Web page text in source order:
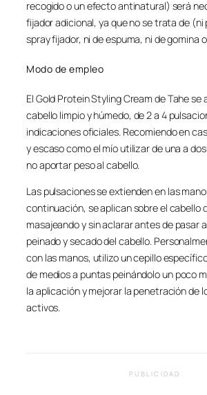
recogido o un efecto antinatural) será
fijador adicional, ya que no se trata de
spray fijador, ni de espuma, ni de gomina
Modo de empleo
El Gold Protein Styling Cream de Tahe se
cabello limpio y húmedo, de 2 a 4
indicaciones oficiales. Recomiendo en
y escaso como el mío utilizar de una a
no aportar peso al cabello.
Las pulsaciones se extienden en las
continuación, se aplican sobre el cabello
masajeando y sin aclarar antes de pasar
peinado y secado del cabello.
con las manos, utilizo un cepillo
de medios a puntas peinándolo un poco
la aplicación y mejorar la penetración de
activos.
PUBLICIDAD